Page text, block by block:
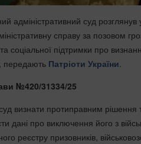
адміністративний суд
справу за позовом
соціальної підтримки про
передають Патріоти України
№420/31334/25
визнати протиправним рішення
дані про виключення його з
реєстру призовників,